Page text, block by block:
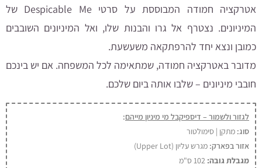
אטרקציה חמודה המבוססת על סרטי Despicable Me של
המיניונים. נצטרף אל גרו והבנות שלו, ואל המיניונים השובבים
כמובן ונצא יחד להרפתקאה משעשעת.
מדובר באטרקציה חמודה, שמתאימה לכל המשפחה. אם יש בינכם
חובבי מיניונים – שלבו אותה ביום שלכם.
לגזור ולשמור – דיספיקבל מי מיניון מייהם:
סוג: מתקן | סימולטור
אזור בפארק: מגרש עליון (Upper Lot)
מגבלת גובה: 102 ס"מ